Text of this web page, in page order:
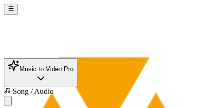
Music to Video Pro
Song / Audio